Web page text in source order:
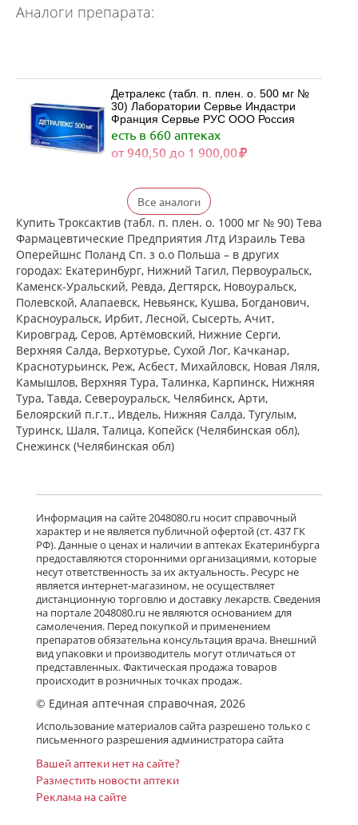
Аналоги препарата:
Детралекс (табл. п. плен. о. 500 мг №
30) Лаборатории Сервье Индастри
Франция Сервье РУС ООО Россия
есть в 660 аптеках
от 940,50 до 1 900,00
Детралекс (табл. п. плен. о. 500 мг №
60) Лаборатории Сервье Индастри
Франция Сервье РУС ООО Россия
есть в 532 аптеках
от 1 790,00 до 3 422,00
Венарус (табл. п. плен. о. 50 мг+450
мг № 30) Алиум АО (Московская
обл,.рп. Оболенск) Россия
есть в 489 аптеках
от 890,00 до 1 980,00
Венарус (табл. п. плен. о. 50 мг+450
мг № 60) Алиум АО (Московская
обл,.рп. Оболенск) Россия
есть в 446 аптеках
от 1 328,90 до 2 395,00
Детралекс (табл. п. плен. о. 1000 мг
№ 60) Лаборатории Сервье
Индастри Франция Сервье РУС ООО
Россия
есть в 672 аптеках
от 2 746,00 до 4 170,00
Флебавен (табл. п. плен. о. 500 мг №
32) КРКА-Рус ООО Россия
есть в 24 аптеках
от 865,00 до 1 566,00
Флебавен (табл. п. плен. о. 500 мг №
64) КРКА-Рус ООО Россия
Нет в аптеках города
Детралекс (табл. п. плен. о. 1000 мг
Все аналоги
Купить Троксактив (табл. п. плен. о. 1000 мг № 90) Тева
Фармацевтические Предприятия Лтд Израиль Тева
Оперейшнс Поланд Сп. з о.о Польша – в других
городах: Екатеринбург, Нижний Тагил, Первоуральск,
Каменск-Уральский, Ревда, Дегтярск, Новоуральск,
Полевской, Алапаевск, Невьянск, Кушва, Богданович,
Красноуральск, Ирбит, Лесной, Сысерть, Ачит,
Кировград, Серов, Артёмовский, Нижние Cерги,
Верхняя Салда, Верхотурье, Сухой Лог, Качканар,
Краснотурьинск, Реж, Асбест, Михайловск, Новая Ляля,
Камышлов, Верхняя Тура, Талинка, Карпинск, Нижняя
Тура, Тавда, Североуральск, Челябинск, Арти,
Белоярский п.г.т., Ивдель, Нижняя Салда, Тугулым,
Туринск, Шаля, Талица, Копейск (Челябинская обл),
Снежинск (Челябинская обл)
Информация на сайте 2048080.ru носит справочный
характер и не является публичной офертой (ст. 437 ГК
РФ). Данные о ценах и наличии в аптеках Екатеринбурга
предоставляются сторонними организациями, которые
несут ответственность за их актуальность. Ресурс не
является интернет-магазином, не осуществляет
дистанционную торговлю и доставку лекарств. Сведения
на портале 2048080.ru не являются основанием для
самолечения. Перед покупкой и применением
препаратов обязательна консультация врача. Внешний
вид упаковки и производитель могут отличаться от
представленных. Фактическая продажа товаров
происходит в розничных точках продаж.
© Единая аптечная справочная, 2026
Использование материалов сайта разрешено только с
письменного разрешения администратора сайта
Вашей аптеки нет на сайте?
Разместить новости аптеки
Реклама на сайте